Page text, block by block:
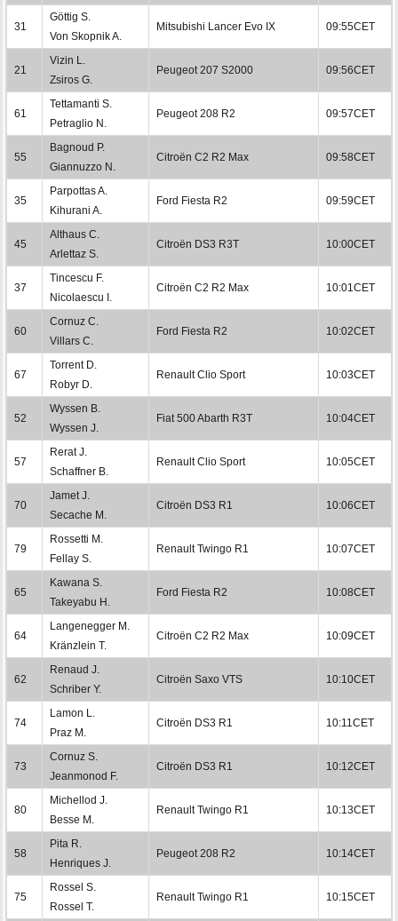
31
Göttig S.
Von Skopnik A.
Mitsubishi Lancer Evo IX 09:55CET
21
Vizin L.
Zsiros G.
Peugeot 207 S2000 09:56CET
61
Tettamanti S.
Petraglio N.
Peugeot 208 R2 09:57CET
55
Bagnoud P.
Giannuzzo N.
Citroën C2 R2 Max 09:58CET
35
Parpottas A.
Kihurani A.
Ford Fiesta R2 09:59CET
45
Althaus C.
Arlettaz S.
Citroën DS3 R3T 10:00CET
37
Tincescu F.
Nicolaescu I.
Citroën C2 R2 Max 10:01CET
60
Cornuz C.
Villars C.
Ford Fiesta R2 10:02CET
67
Torrent D.
Robyr D.
Renault Clio Sport 10:03CET
52
Wyssen B.
Wyssen J.
Fiat 500 Abarth R3T 10:04CET
57
Rerat J.
Schaffner B.
Renault Clio Sport 10:05CET
70
Jamet J.
Secache M.
Citroën DS3 R1 10:06CET
79
Rossetti M.
Fellay S.
Renault Twingo R1 10:07CET
65
Kawana S.
Takeyabu H.
Ford Fiesta R2 10:08CET
64
Langenegger M.
Kränzlein T.
Citroën C2 R2 Max 10:09CET
62
Renaud J.
Schriber Y.
Citroën Saxo VTS 10:10CET
74
Lamon L.
Praz M.
Citroën DS3 R1 10:11CET
73
Cornuz S.
Jeanmonod F.
Citroën DS3 R1 10:12CET
80
Michellod J.
Besse M.
Renault Twingo R1 10:13CET
58
Pita R.
Henriques J.
Peugeot 208 R2 10:14CET
75
Rossel S.
Rossel T.
Renault Twingo R1 10:15CET